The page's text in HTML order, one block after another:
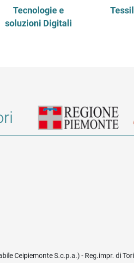
Tecnologie e
soluzioni Digitali
Ceipiemonte S.c.p.a.) - Reg.impr. di